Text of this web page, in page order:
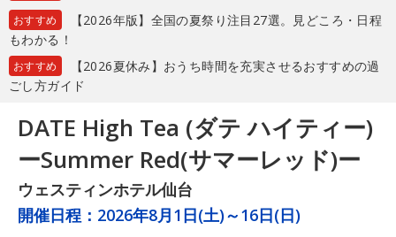
おすすめ
【2026年版】全国の夏祭り注目27選。見どころ・日程
もわかる！
おすすめ
【2026夏休み】おうち時間を充実させるおすすめの過
ごし方ガイド
DATE High Tea (ダテ ハイティー)
ーSummer Red(サマーレッド)ー
ウェスティンホテル仙台
開催日程： 2026年8月1日(土)～16日(日)